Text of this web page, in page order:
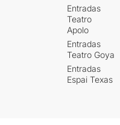
Entradas
Teatro
Apolo
Entradas
Teatro Goya
Entradas
Espai Texas